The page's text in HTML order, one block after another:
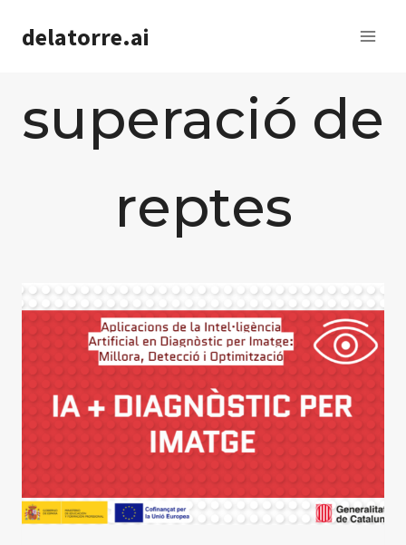
delatorre.ai
superació de
reptes